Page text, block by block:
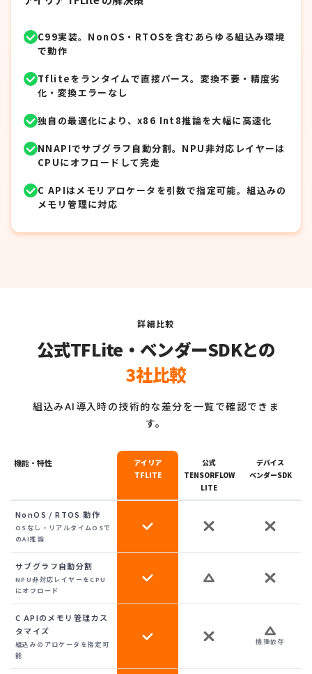
C99実装。NonOS・RTOSを含むあらゆる組込み環境
で動作
Tfliteをランタイムで直接パース。変換不要・精度劣
化・変換エラーなし
独自の最適化により、x86 Int8推論を大幅に高速化
NNAPIでサブグラフ自動分割。NPU非対応レイヤーは
CPUにオフロードして完走
C APIはメモリアロケータを引数で指定可能。組込みの
メモリ管理に対応
詳細比較
公式TFLite・ベンダーSDKとの
3社比較
組込みAI導入時の技術的な差分を一覧で確認できま
す。
機能・特性
アイリア
TFLITE
公式
TENSORFLOW
LITE
デバイス
ベンダーSDK
NonOS / RTOS 動作
OSなし・リアルタイムOSで
のAI推論
サブグラフ自動分割
NPU非対応レイヤーをCPU
にオフロード
C APIのメモリ管理カス
タマイズ
組込みのアロケータを指定可
能
機種依存